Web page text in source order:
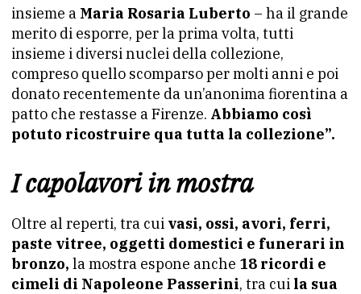
insieme a Maria Rosaria Luberto – ha il grande
merito di esporre, per la prima volta, tutti
insieme i diversi nuclei della collezione,
compreso quello scomparso per molti anni e poi
donato recentemente da un’anonima fiorentina a
patto che restasse a Firenze. Abbiamo così
potuto ricostruire qua tutta la collezione”.
I capolavori in mostra
Oltre al reperti, tra cui vasi, ossi, avori, ferri,
paste vitree, oggetti domestici e funerari in
bronzo, la mostra espone anche 18 ricordi e
cimeli di Napoleone Passerini, tra cui la sua